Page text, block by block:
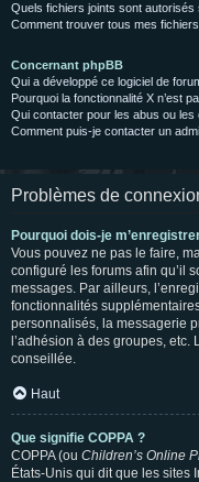
Quels fichiers joints sont autorisés
Comment trouver tous mes
Concernant phpBB
Qui a développé ce logiciel de
Pourquoi la fonctionnalité X n’est
Qui contacter pour les abus ou
Comment puis-je contacter un
Problèmes de
Pourquoi dois-je
Vous pouvez ne pas le faire,
configuré les forums afin qu’il
messages. Par ailleurs,
fonctionnalités
personnalisés, la messagerie
l’adhésion à des groupes, etc.
conseillée.
Haut
Que signifie COPPA ?
COPPA (ou Children’s Online
États-Unis qui dit que les sites